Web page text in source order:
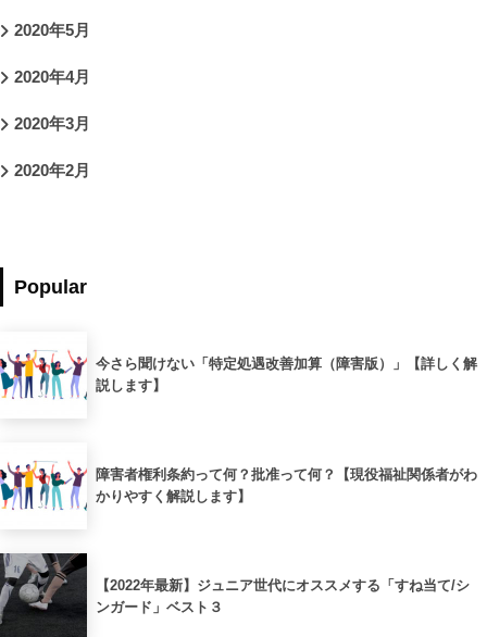
2020年5月
2020年4月
2020年3月
2020年2月
Popular
今さら聞けない「特定処遇改善加算（障害版）」【詳しく解
説します】
障害者権利条約って何？批准って何？【現役福祉関係者がわ
かりやすく解説します】
【2022年最新】ジュニア世代にオススメする「すね当て/シ
ンガード」ベスト３